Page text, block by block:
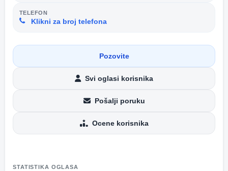
TELEFON
Klikni za broj telefona
Pozovite
Svi oglasi korisnika
Pošalji poruku
Ocene korisnika
STATISTIKA OGLASA